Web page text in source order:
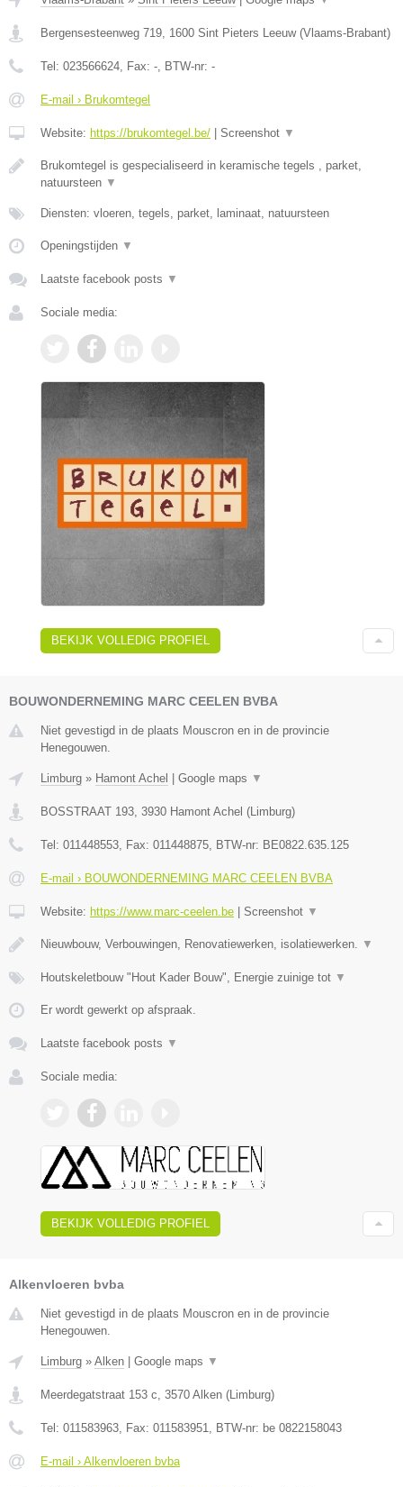
Bergensesteenweg 719 1600 Sint Pieters Leeuw(Vlaams-Brabant)
Tel: 023566624 , Fax: - , BTW-nr: -
E-mail › Brukomtegel
Website: https://brukomtegel.be/ Screenshot ▼
Brukomtegel is gespecialiseerd in keramische tegels , parket,
natuursteen ▼
Diensten: vloeren, tegels, parket, laminaat, natuursteen
Openingstijden ▼
Laatste facebook posts ▼
Sociale media:
BEKIJK VOLLEDIG PROFIEL
BOUWONDERNEMING MARC CEELEN BVBA
Niet gevestigd in de plaats Mouscron en in de provincie
Henegouwen.
Limburg » Hamont Achel Google maps ▼
BOSSTRAAT 193 3930 Hamont Achel ( Limburg)
Tel: 011448553 , Fax: 011448875 , BTW-nr: BE0822.635.125
E-mail › BOUWONDERNEMING MARC CEELEN BVBA
Website: https://www.marc-ceelen.be Screenshot ▼
Nieuwbouw, Verbouwingen, Renovatiewerken, isolatiewerken. ▼
Houtskeletbouw "Hout Kader Bouw", Energie zuinige tot ▼
Er wordt gewerkt op afspraak.
Laatste facebook posts ▼
Sociale media:
BEKIJK VOLLEDIG PROFIEL
Alkenvloeren bvba
Niet gevestigd in de plaats Mouscron en in de provincie
Henegouwen.
Limburg » Alken Google maps ▼
Meerdegatstraat 153 c, 3570 Alken (Limburg)
Tel: 011583963, Fax: 011583951, BTW-nr: be 0822158043
E-mail › Alkenvloeren bvba